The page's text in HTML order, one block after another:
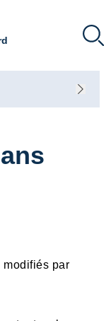
modifiés par